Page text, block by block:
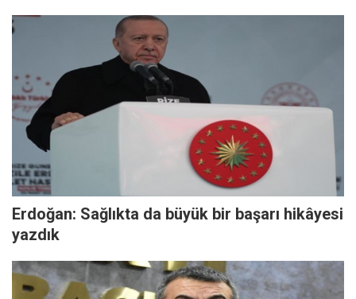
Erdoğan: Sağlıkta da büyük bir başarı hikâyesi
yazdık